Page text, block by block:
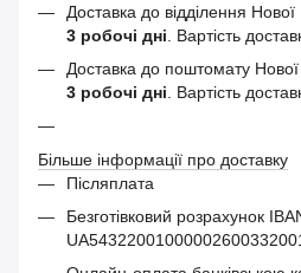
Доставка до відділення
3 робочі дні . Вартість
Доставка до поштомату
3 робочі дні . Вартість
Більше інформації про доставку
Післяплата
Безготівковий розрахунок